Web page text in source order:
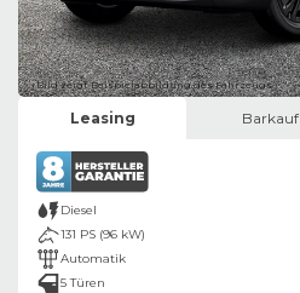
Bild zeigt Beispielabbildung des Fahrzeugs
Leasing Barkauf
Diesel
131 PS (96 kW)
Automatik
5 Türen